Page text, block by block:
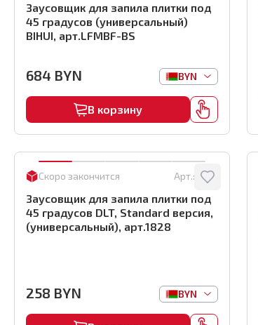
Заусовщик для запила плитки под
45 градусов (универсальный)
BIHUI, арт.LFMBF-BS
684 BYN BYN
В корзину
Скоро закончится Арт.: 1828
Заусовщик для запила плитки под
45 градусов DLT, Standard версия,
(универсальный), арт.1828
258 BYN BYN